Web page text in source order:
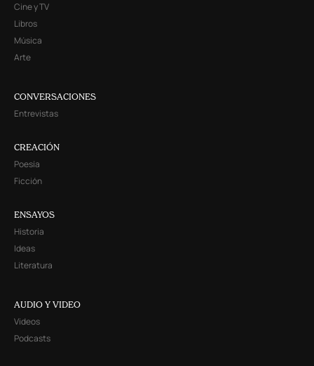
Cine y TV
Libros
Música
Arte
CONVERSACIONES
Entrevistas
CREACIÓN
Poesía
Ficción
ENSAYOS
Historia
Ideas
Literatura
AUDIO Y VIDEO
Videos
Podcasts